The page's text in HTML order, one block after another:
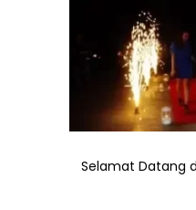
Selamat Datang